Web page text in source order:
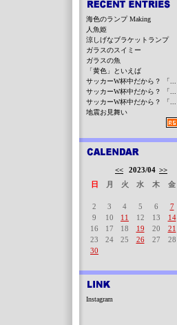
海色のランプ Making
人魚姫
涼しげなブラケットランプ
ガラスのスイミー
ガラスの魚
「黄色」といえば
サッカーW杯中だから？ 「...
サッカーW杯中だから？ 「...
サッカーW杯中だから？ 「...
地震お見舞い
<< 2023/04 >>
日
月 火 水 木 金
2
3 4 5 6 7
9
10 11 12 13 14
16
17 18 19 20 21
23
24 25 26 27 28
30
Instagram